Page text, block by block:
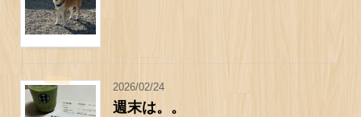
2026/02/24
週末は。。